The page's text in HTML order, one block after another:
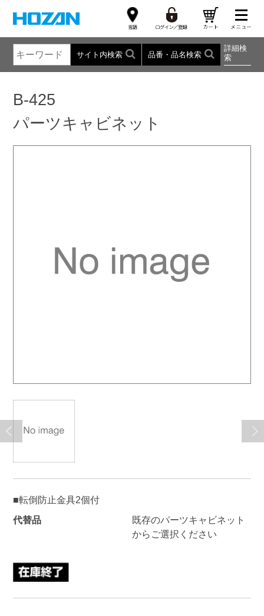
サイト内検索 品番・品名検索
詳細検
索
B-425
パーツキャビネット
■転倒防止金具2個付
代替品
既存のパーツキャビネット
からご選択ください